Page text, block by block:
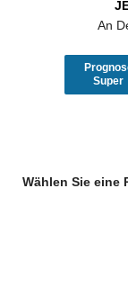
An
Super
Wählen Sie eine